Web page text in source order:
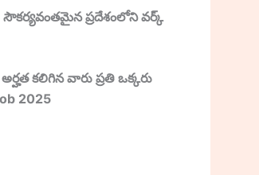
ప్రదేశంలోని వర్క్
కలిగిన వారు ప్రతి ఒక్కరు
2025